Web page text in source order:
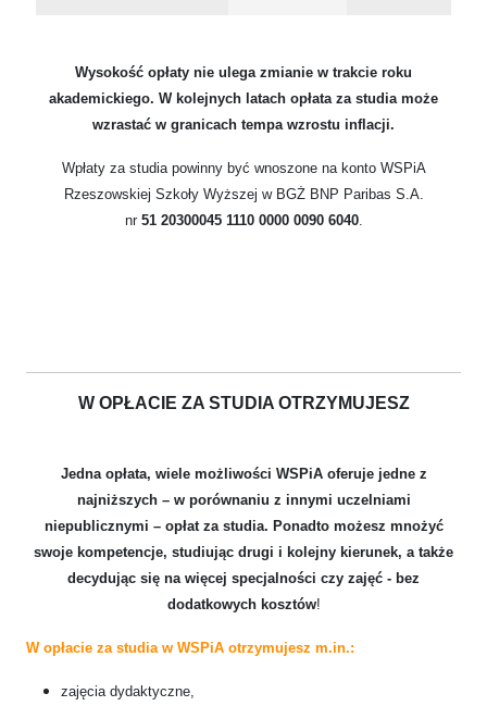
Wysokość opłaty nie ulega zmianie w trakcie roku
akademickiego. W kolejnych latach opłata za studia może
wzrastać w granicach tempa wzrostu inflacji.
Wpłaty za studia powinny być wnoszone na konto WSPiA
Rzeszowskiej Szkoły Wyższej w BGŻ BNP Paribas S.A.
nr 51 20300045 1110 0000 0090 6040.
W OPŁACIE ZA STUDIA OTRZYMUJESZ
Jedna opłata, wiele możliwości WSPiA oferuje jedne z
najniższych – w porównaniu z innymi uczelniami
niepublicznymi – opłat za studia. Ponadto możesz mnożyć
swoje kompetencje, studiując drugi i kolejny kierunek, a także
decydując się na więcej specjalności czy zajęć - bez
dodatkowych kosztów!
W opłacie za studia w WSPiA otrzymujesz m.in.:
zajęcia dydaktyczne,